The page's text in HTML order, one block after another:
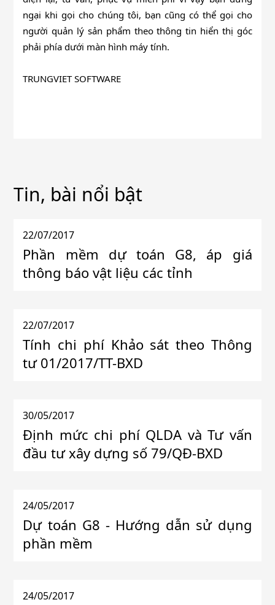
ngại khi gọi cho chúng tôi, bạn cũng có thể gọi cho
người quản lý sản phẩm theo thông tin hiển thị góc
phải phía dưới màn hình máy tính.
TRUNGVIET SOFTWARE
Tin, bài nổi bật
22/07/2017
Phần mềm dự toán G8, áp giá
thông báo vật liệu các tỉnh
22/07/2017
Tính chi phí Khảo sát theo Thông
tư 01/2017/TT-BXD
30/05/2017
Định mức chi phí QLDA và Tư vấn
đầu tư xây dựng số 79/QĐ-BXD
24/05/2017
Dự toán G8 - Hướng dẫn sử dụng
phần mềm
24/05/2017